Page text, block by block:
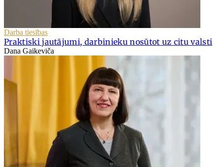
Darba tiesības
Praktiski jautājumi, darbinieku nosūtot uz citu valsti
Dana Gaikeviča